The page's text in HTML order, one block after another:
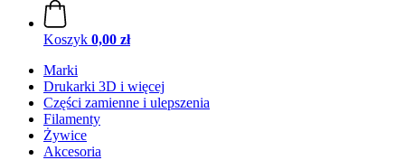
Koszyk 0,00 zł
Marki
Drukarki 3D i więcej
Części zamienne i ulepszenia
Filamenty
Żywice
Akcesoria